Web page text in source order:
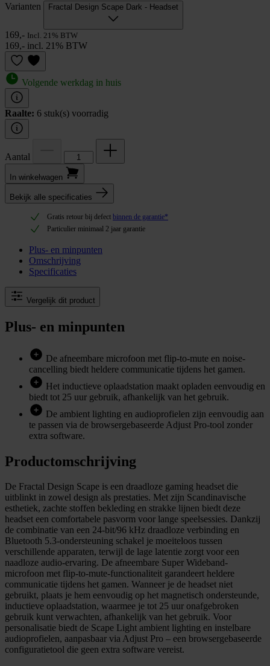
Varianten Fractal Design Scape Dark - Headset
169,- Incl. 21% BTW
169,- incl. 21% BTW
Volgende werkdag in huis
Raalte: 6 stuk(s) voorradig
Aantal
In winkel­wagen
Bekijk alle specificaties
Gratis retour bij defect binnen de garantie*
Particulier minimaal 2 jaar garantie
Plus- en minpunten
Omschrijving
Specificaties
Vergelijk dit product
Plus- en minpunten
De afneembare microfoon met flip-to-mute en noise-
cancelling biedt heldere communicatie tijdens het gamen.
Het inductieve oplaadstation maakt opladen eenvoudig en
biedt tot 25 uur gebruik, afhankelijk van het gebruik.
De ambient lighting en audioprofielen zijn eenvoudig aan
te passen via de browsergebaseerde Adjust Pro-tool zonder
extra software.
Productomschrijving
De Fractal Design Scape is een draadloze gaming headset die
uitblinkt in zowel design als prestaties. Met zijn Scandinavische
esthetiek, zachte stoffen bekleding en strakke lijnen biedt deze
headset een comfortabele pasvorm voor lange speelsessies. Dankzij
de combinatie van een 24-bit/96 kHz draadloze verbinding en
Bluetooth 5.3-ondersteuning schakel je moeiteloos tussen
verschillende apparaten, terwijl de lage latentie zorgt voor een
naadloze audio-ervaring. De afneembare Super Wideband-
microfoon met flip-to-mute-functionaliteit garandeert heldere
communicatie tijdens het gamen. Wanneer je de headset niet
gebruikt, plaats je hem eenvoudig op het magnetisch ondersteunde,
inductieve oplaadstation, waarmee je tot 25 uur onafgebroken
gebruik kunt verwachten, afhankelijk van het gebruik. Voor
personalisatie biedt de Scape Light ambient lighting en instelbare
audioprofielen, aanpasbaar via Adjust Pro – een browsergebaseerde
configuratietool die geen extra software vereist.